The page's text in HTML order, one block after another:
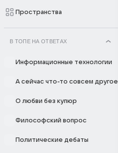
Пространства
В ТОПЕ НА ОТВЕТАХ
Информационные технологии
А сейчас что-то совсем другое
О любви без купюр
Философский вопрос
Политические дебаты